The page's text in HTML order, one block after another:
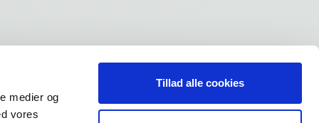
medier og
vores
Tillad alle cookies